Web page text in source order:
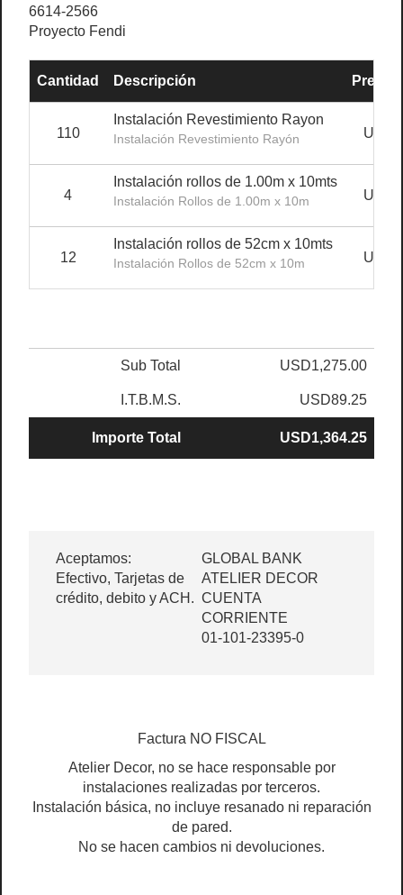
6614-2566
Proyecto Fendi
Cantidad Descripción Precio
110
Instalación Revestimiento Rayon
Instalación Revestimiento Rayón
4
Instalación rollos de 1.00m x 10mts
Instalación Rollos de 1.00m x 10m
12
Instalación rollos de 52cm x 10mts
Instalación Rollos de 52cm x 10m
Sub Total USD1,275.00
I.T.B.M.S. USD89.25
Importe Total USD1,364.25
Aceptamos:
Efectivo, Tarjetas de
crédito, debito y ACH.
GLOBAL BANK
ATELIER DECOR
CUENTA
CORRIENTE
01-101-23395-0
Factura NO FISCAL
Atelier Decor, no se hace responsable por
instalaciones realizadas por terceros.
Instalación básica, no incluye resanado ni reparación
de pared.
No se hacen cambios ni devoluciones.